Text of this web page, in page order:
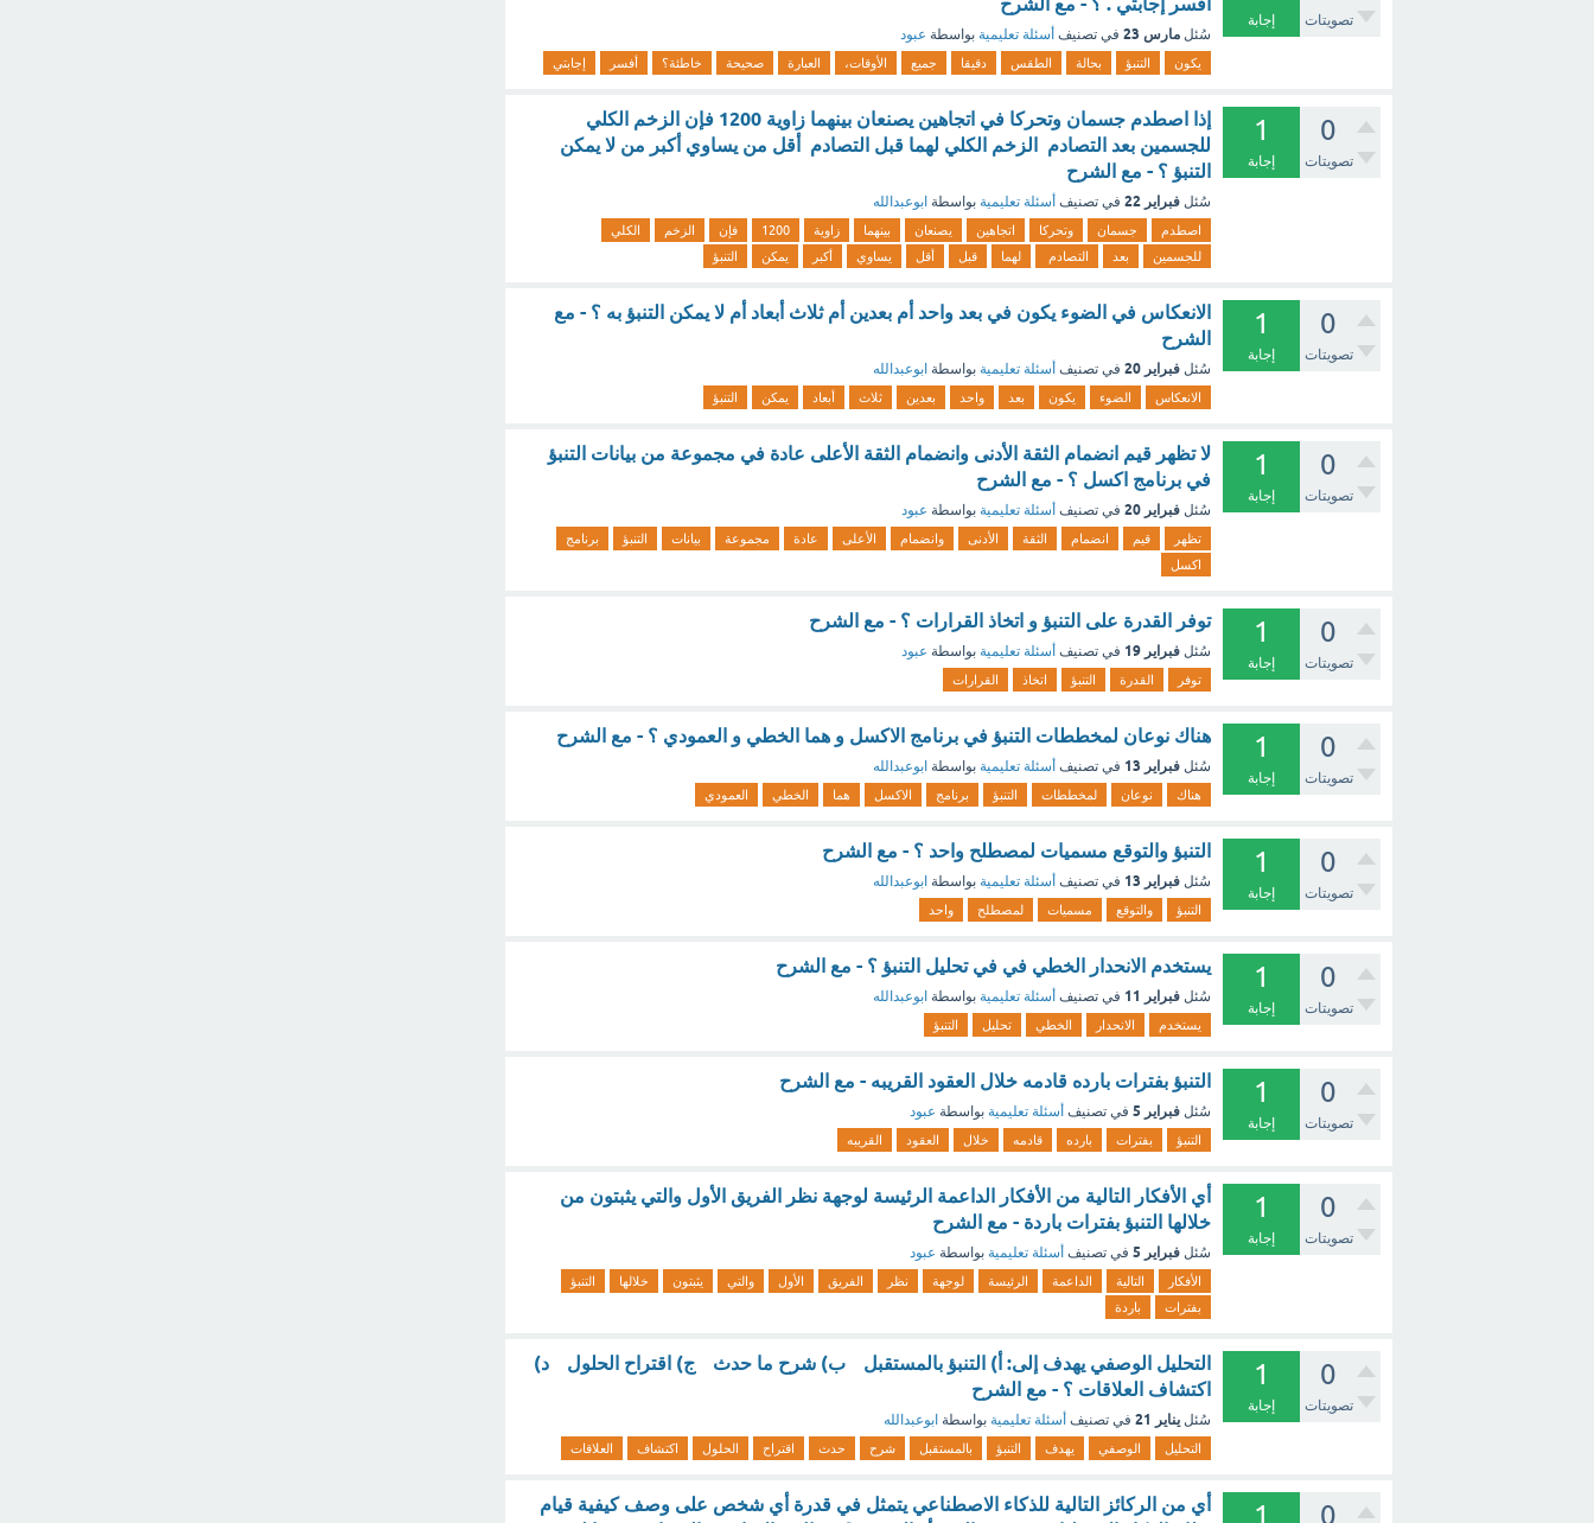
تصويتات إجابة
سُئل مارس 23 في تصنيف أسئلة تعليمية بواسطة عبود
يكون التنبؤ بحالة الطقس دقيقا جميع الأوقات، العبارة صحيحة خاطئة؟ أفسر إجابتي
0
تصويتات
1
إجابة
إذا اصطدم جسمان وتحركا في اتجاهين يصنعان بينهما زاوية 1200 فإن الزخم الكلي
للجسمين بعد التصادم الزخم الكلي لهما قبل التصادم أقل من يساوي أكبر من لا يمكن
التنبؤ ؟ - مع الشرح
سُئل فبراير 22 في تصنيف أسئلة تعليمية بواسطة ابوعبدالله
اصطدم جسمان وتحركا اتجاهين يصنعان بينهما زاوية 1200 فإن الزخم
الكلي
للجسمين
بعد التصادم لهما قبل أقل يساوي أكبر يمكن التنبؤ
0
تصويتات
1
إجابة
الانعكاس في الضوء يكون في بعد واحد أم بعدين أم ثلاث أبعاد أم لا يمكن التنبؤ به ؟ - مع
الشرح
سُئل فبراير 20 في تصنيف أسئلة تعليمية بواسطة ابوعبدالله
الانعكاس الضوء يكون بعد واحد بعدين ثلاث أبعاد يمكن التنبؤ
0
تصويتات
1
إجابة
لا تظهر قيم انضمام الثقة الأدنى وانضمام الثقة الأعلى عادة في مجموعة من بيانات التنبؤ
في برنامج اكسل ؟ - مع الشرح
سُئل فبراير 20 في تصنيف أسئلة تعليمية بواسطة عبود
تظهر قيم انضمام الثقة الأدنى وانضمام الأعلى عادة مجموعة بيانات التنبؤ
برنامج
اكسل
0
تصويتات
1
إجابة
توفر القدرة على التنبؤ و اتخاذ القرارات ؟ - مع الشرح
سُئل فبراير 19 في تصنيف أسئلة تعليمية بواسطة عبود
توفر القدرة التنبؤ اتخاذ القرارات
0
تصويتات
1
إجابة
هناك نوعان لمخططات التنبؤ في برنامج الاكسل و هما الخطي و العمودي ؟ - مع الشرح
سُئل فبراير 13 في تصنيف أسئلة تعليمية بواسطة ابوعبدالله
هناك نوعان لمخططات التنبؤ برنامج الاكسل هما الخطي العمودي
0
تصويتات
1
إجابة
التنبؤ والتوقع مسميات لمصطلح واحد ؟ - مع الشرح
سُئل فبراير 13 في تصنيف أسئلة تعليمية بواسطة ابوعبدالله
التنبؤ والتوقع مسميات لمصطلح واحد
0
تصويتات
1
إجابة
يستخدم الانحدار الخطي في في تحليل التنبؤ ؟ - مع الشرح
سُئل فبراير 11 في تصنيف أسئلة تعليمية بواسطة ابوعبدالله
يستخدم الانحدار الخطي تحليل التنبؤ
0
تصويتات
1
إجابة
التنبؤ بفترات بارده قادمه خلال العقود القريبه - مع الشرح
سُئل فبراير 5 في تصنيف أسئلة تعليمية بواسطة عبود
التنبؤ بفترات بارده قادمه خلال العقود القريبه
0
تصويتات
1
إجابة
أي الأفكار التالية من الأفكار الداعمة الرئيسة لوجهة نظر الفريق الأول والتي يثبتون من
خلالها التنبؤ بفترات باردة - مع الشرح
سُئل فبراير 5 في تصنيف أسئلة تعليمية بواسطة عبود
الأفكار التالية الداعمة الرئيسة لوجهة نظر الفريق الأول والتي يثبتون خلالها
التنبؤ
بفترات
باردة
0
تصويتات
1
إجابة
التحليل الوصفي يهدف إلى: أ) التنبؤ بالمستقبل ب) شرح ما حدث ج) اقتراح الحلول د)
اكتشاف العلاقات ؟ - مع الشرح
سُئل يناير 21 في تصنيف أسئلة تعليمية بواسطة ابوعبدالله
التحليل الوصفي يهدف التنبؤ بالمستقبل شرح حدث اقتراح الحلول اكتشاف العلاقات
0
1
أي من الركائز التالية للذكاء الاصطناعي يتمثل في قدرة أي شخص على وصف كيفية قيام